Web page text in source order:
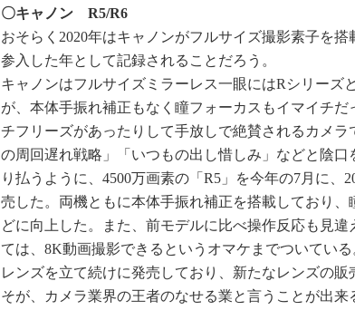
〇キャノン R5/R6
おそらく2020年はキャノンがフルサイズ撮影素子を
参入した年として記録されることだろう。
キャノンはフルサイズミラーレス一眼にはRシリーズ
が、本体手振れ補正もなく瞳フォーカスもイマイチ
チフリーズがあったりして手放しで絶賛されるカメ
の周回遅れ戦略」「いつもの出し惜しみ」などと陰
り払うように、4500万画素の「R5」を今年の7月に、
売した。両機ともに本体手振れ補正を搭載しており
どに向上した。また、前モデルに比べ操作反応も見
ては、8K動画撮影できるというオマケまでついてい
レンズを立て続けに発売しており、新たなレンズの
そが、カメラ業界の王者のなせる業と言うことが出来